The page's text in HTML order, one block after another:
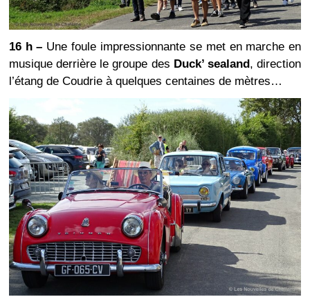
16 h – Une foule impressionnante se met en marche en
musique derrière le groupe des Duck’ sealand, direction
l’étang de Coudrie à quelques centaines de mètres…